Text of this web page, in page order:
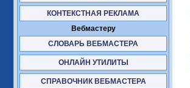
КОНТЕКСТНАЯ РЕКЛАМА
Вебмастеру
СЛОВАРЬ ВЕБМАСТЕРА
ОНЛАЙН УТИЛИТЫ
СПРАВОЧНИК ВЕБМАСТЕРА